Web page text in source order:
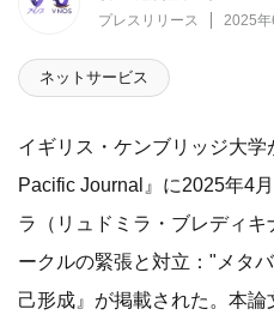
プレスリリース 2025
ネットサービス
イギリス・ケンブリッジ大
Pacific Journal』に2025年4
ラ（リュドミラ・ブレディ
ークルの緊張と対立："メタ
己形成』が掲載された。本